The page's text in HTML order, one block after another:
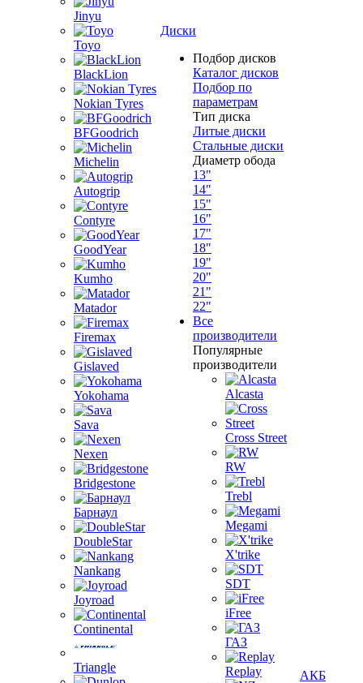
Jinyu
Toyo
BlackLion
Nokian Tyres
BFGoodrich
Michelin
Autogrip
Contyre
GoodYear
Kumho
Matador
Firemax
Gislaved
Yokohama
Sava
Nexen
Bridgestone
Барнаул
DoubleStar
Nankang
Joyroad
Continental
Triangle
Диски
Подбор дисков
Каталог дисков
Подбор по
параметрам
Тип диска
Литые диски
Стальные диски
Диаметр обода
13"
14"
15"
16"
17"
18"
19"
20"
21"
22"
Все
производители
Популярные
производители
Alcasta
Cross Street
RW
Trebl
Megami
X'trike
SDT
iFree
ГАЗ
Replay АКБ